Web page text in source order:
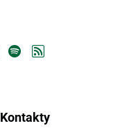
Kontakty